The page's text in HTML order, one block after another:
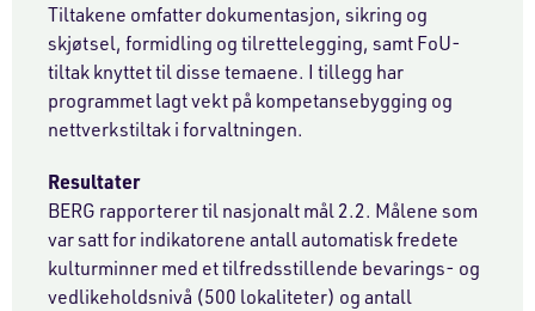
Tiltakene omfatter dokumentasjon, sikring og
skjøtsel, formidling og tilrettelegging, samt FoU-
tiltak knyttet til disse temaene. I tillegg har
programmet lagt vekt på kompetansebygging og
nettverkstiltak i forvaltningen.
Resultater
BERG rapporterer til nasjonalt mål 2.2. Målene som
var satt for indikatorene antall automatisk fredete
kulturminner med et tilfredsstillende bevarings- og
vedlikeholdsnivå (500 lokaliteter) og antall